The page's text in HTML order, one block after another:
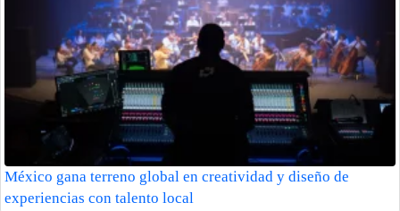
México gana terreno global en creatividad y diseño de
experiencias con talento local